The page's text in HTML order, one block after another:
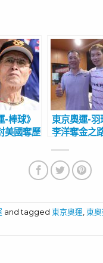
-棒球》
美國奪歷
東京奧運-羽
李洋奪金之
婞淳學習
and tagged東京奧運,東